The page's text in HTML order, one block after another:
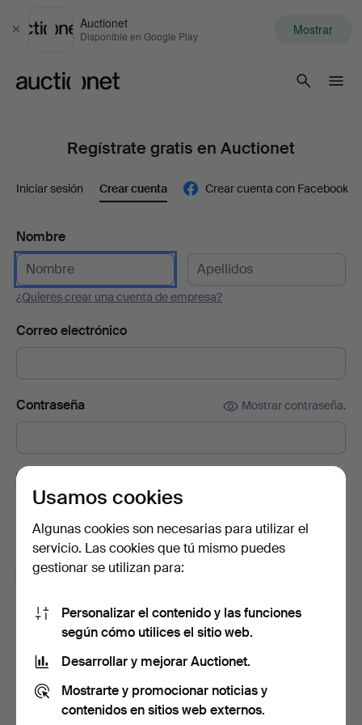
Cerrar
Auctionet
Disponible en Google Play Mostrar
Regístrate gratis en Auctionet
Iniciar sesión Crear cuenta Crear cuenta con Facebook
Nombre
¿Quieres crear una cuenta de empresa?
Correo electrónico
Contraseña Mostrar contraseña.
En ella encontrarás consejos de nuestros expertos, lotes
seleccionados e inspiración. Y si cambias de opinión, puedes
darte de baja muy fácilmente.
Soy mayor de 18 años y acepto los
de privacidad.
Crear cuenta
Usamos cookies
Algunas cookies son necesarias para utilizar el
servicio. Las cookies que tú mismo puedes
gestionar se utilizan para:
Personalizar el contenido y las funciones
según cómo utilices el sitio web.
Desarrollar y mejorar Auctionet.
Mostrarte y promocionar noticias y
contenidos en sitios web externos.